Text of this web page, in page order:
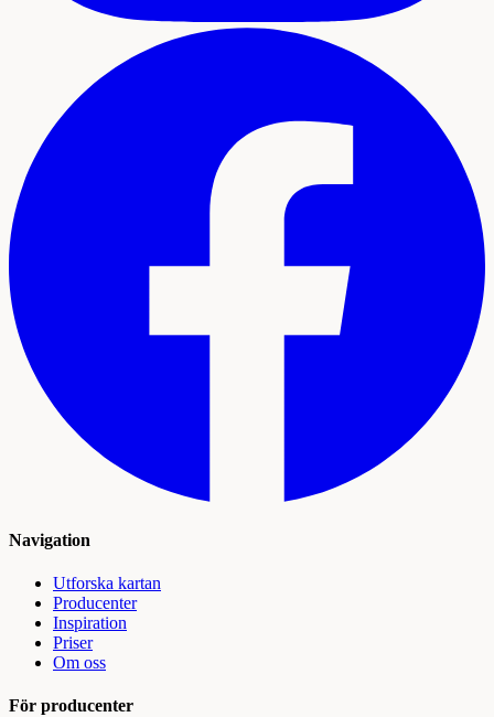
Navigation
Utforska kartan
Producenter
Inspiration
Priser
Om oss
För producenter